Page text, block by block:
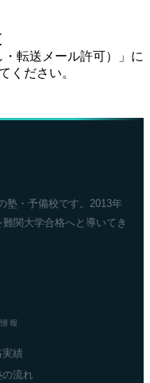
・転送メール許可）」に
ください。
塾・予備校です。2013年
関大学合格へと導いてき
報
実績
の流れ